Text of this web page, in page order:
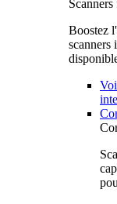
Boostez
scanners